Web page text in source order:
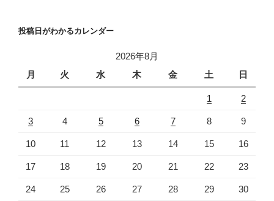
投稿日がわかるカレンダー
2026年8月
月
火 水 木 金 土 日
1 2
3 4 5 6 7 8 9
10 11 12 13 14 15 16
17 18 19 20 21 22 23
24 25 26 27 28 29 30